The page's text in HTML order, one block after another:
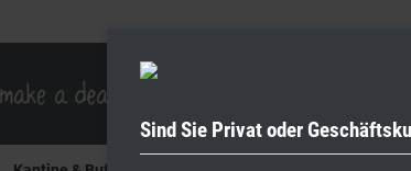
Sind Sie Privat oder